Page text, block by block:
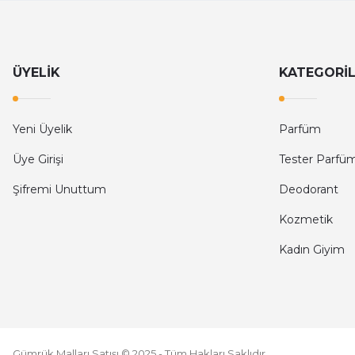
Kullanışlı
Deneyimini Paylaş
ÜYELİK
Yeni Üyelik
Üye Girişi
Şifremi Unuttum
Parfüm
Tester
Deodorant
Kozmetik
Kadın Giyim